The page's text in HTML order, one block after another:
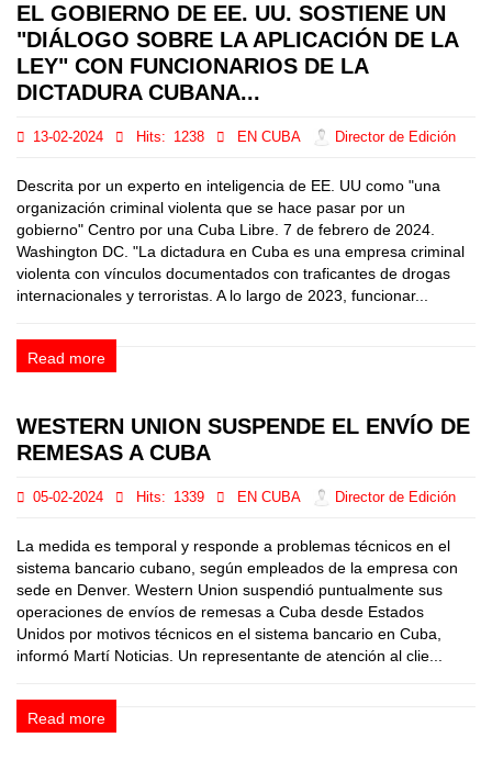
EL GOBIERNO DE EE. UU. SOSTIENE UN
"DIÁLOGO SOBRE LA APLICACIÓN DE LA
LEY" CON FUNCIONARIOS DE LA
DICTADURA CUBANA...
13-02-2024 Hits: 1238 EN CUBA Director de Edición
Descrita por un experto en inteligencia de EE. UU como "una
organización criminal violenta que se hace pasar por un
gobierno" Centro por una Cuba Libre. 7 de febrero de 2024.
Washington DC. "La dictadura en Cuba es una empresa criminal
violenta con vínculos documentados con traficantes de drogas
internacionales y terroristas. A lo largo de 2023, funcionar...
Read more
WESTERN UNION SUSPENDE EL ENVÍO DE
REMESAS A CUBA
05-02-2024 Hits: 1339 EN CUBA Director de Edición
La medida es temporal y responde a problemas técnicos en el
sistema bancario cubano, según empleados de la empresa con
sede en Denver. Western Union suspendió puntualmente sus
operaciones de envíos de remesas a Cuba desde Estados
Unidos por motivos técnicos en el sistema bancario en Cuba,
informó Martí Noticias. Un representante de atención al clie...
Read more